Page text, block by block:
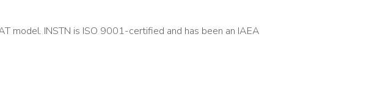
model. INSTN is ISO 9001-certified and has been an IAEA